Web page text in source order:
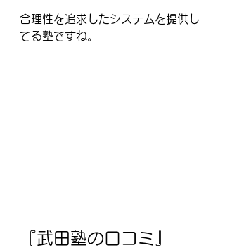
合理性を追求したシステムを提供し
てる塾ですね。
『武田塾の口コミ』